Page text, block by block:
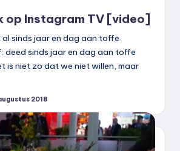
op Instagram TV [video]
sinds jaar en dag aan toffe
deed sinds jaar en dag aan toffe
is niet zo dat we niet willen, maar
2018